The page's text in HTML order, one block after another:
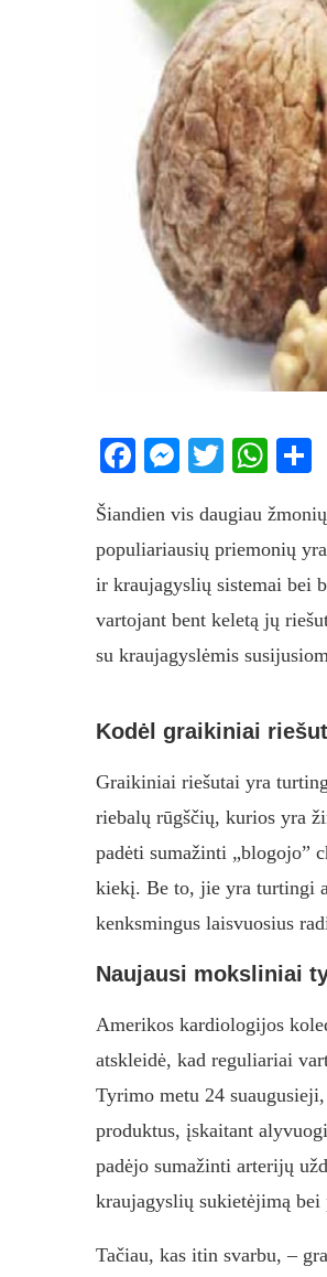
Facebook
Messenger
Twitter
Šiandien vis daugiau
populiariausių priemonių
ir kraujagyslių sistemai bei
vartojant bent keletą jų
su kraujagyslėmis
Kodėl graikiniai
Graikiniai riešutai yra
riebalų rūgščių, kurios yra
padėti sumažinti „blogojo”
kiekį. Be to, jie yra turtingi
kenksmingus laisvuosius
Naujausi moksliniai
Amerikos kardiologijos
atskleidė, kad reguliariai
Tyrimo metu 24
produktus, įskaitant
padėjo sumažinti arterijų
kraujagyslių sukietėjimą
Tačiau, kas itin svarbu, –